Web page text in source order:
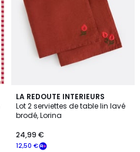
LA REDOUTE INTERIEURS
Lot 2 serviettes de table lin lavé
brodé, Lorina
12,50 €
24,99 €
5
/
5